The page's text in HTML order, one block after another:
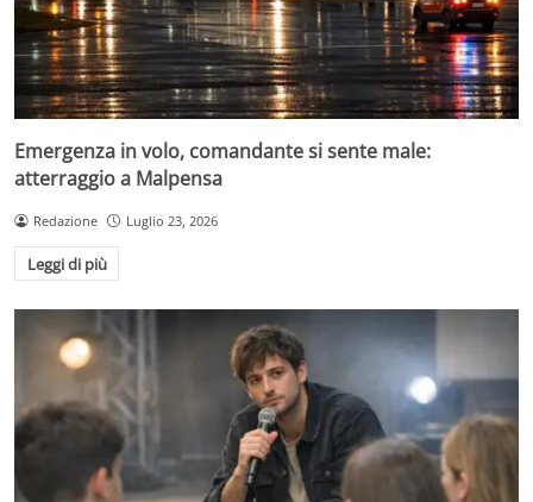
Emergenza in volo, comandante si sente male:
atterraggio a Malpensa
Redazione Luglio 23, 2026
Leggi di più